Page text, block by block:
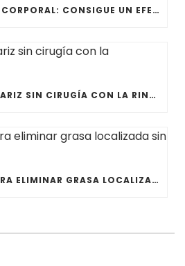
RADIOFRECUENCIA CORPORAL: CONSIGUE UN EFECTO LIFTING EN TU PIEL
TRANSFORMA TU NARIZ SIN CIRUGÍA CON LA RINOMODELACIÓN
TRATAMIENTOS PARA ELIMINAR GRASA LOCALIZADA SIN CIRUGIA